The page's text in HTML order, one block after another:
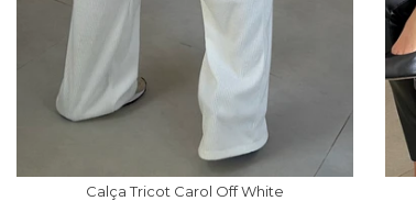
Calça Tricot Carol Off White